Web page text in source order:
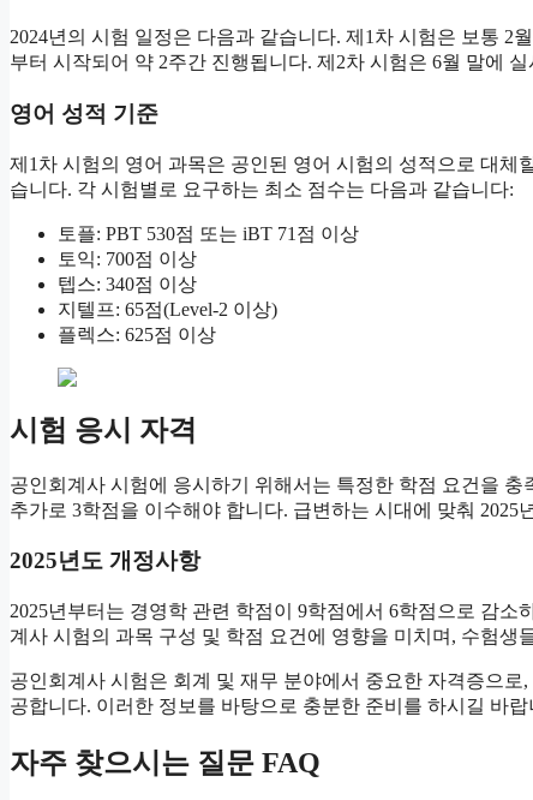
2024년의 시험 일정은 다음과 같습니다. 제1차 시험은 보통 2
부터 시작되어 약 2주간 진행됩니다. 제2차 시험은 6월 말에
영어 성적 기준
제1차 시험의 영어 과목은 공인된 영어 시험의 성적으로 대체
습니다. 각 시험별로 요구하는 최소 점수는 다음과 같습니다:
토플: PBT 530점 또는 iBT 71점 이상
토익: 700점 이상
텝스: 340점 이상
지텔프: 65점(Level-2 이상)
플렉스: 625점 이상
시험 응시 자격
공인회계사 시험에 응시하기 위해서는 특정한 학점 요건을
추가로 3학점을 이수해야 합니다. 급변하는 시대에 맞춰
2025년도 개정사항
2025년부터는 경영학 관련 학점이 9학점에서 6학점으로 감
계사 시험의 과목 구성 및 학점 요건에 영향을 미치며, 수험생
공인회계사 시험은 회계 및 재무 분야에서 중요한 자격증으
공합니다. 이러한 정보를 바탕으로 충분한 준비를 하시길 바랍
자주 찾으시는 질문 FAQ